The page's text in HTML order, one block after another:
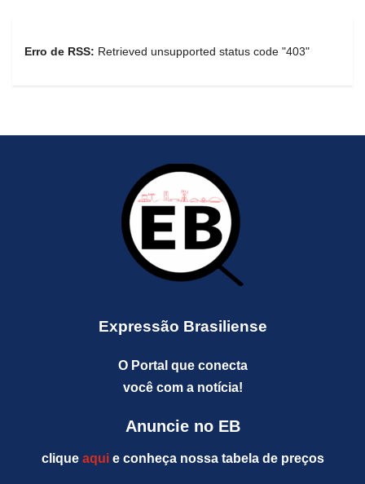
Erro de RSS: Retrieved unsupported status code "403"
Expressão Brasiliense
O Portal que conecta
você com a notícia!
Anuncie no EB
clique aquie conheça nossa tabela de preços